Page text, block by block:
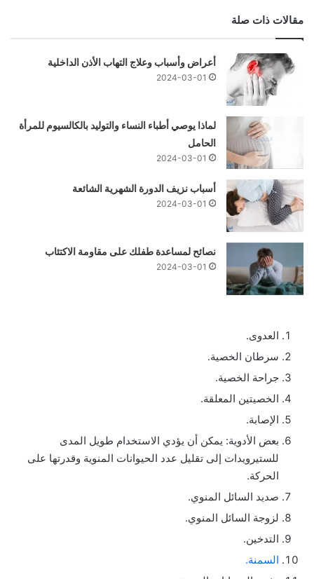
مقالات ذات صلة
أعراض وأسباب وعلاج التهاب الأذن الداخلية
2024-03-01
لماذا يوصي أطباء النساء والتوليد بالكالسيوم للمرأة
الحامل
2024-03-01
أسباب نزيف الدورة الشهرية الشائعة
2024-03-01
نصائح لمساعدة طفلك على مقاومة الاكتئاب
2024-03-01
العدوى.
سرطان الخصية.
جراحة الخصية.
الخصيتين المعلقة.
الإصابة.
بعض الأدوية: يمكن أن يؤدي الاستخدام طويل المدى
للستيرويدات إلى تقليل عدد الحيوانات المنوية وقدرتها على
الحركة.
صديد السائل المنوي.
لزوجة السائل المنوي.
التدخين.
السمنة.